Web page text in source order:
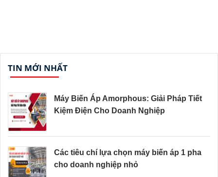
TIN MỚI NHẤT
Máy Biến Áp Amorphous: Giải Pháp Tiết
Kiệm Điện Cho Doanh Nghiệp
Các tiêu chí lựa chọn máy biến áp 1 pha
cho doanh nghiệp nhỏ